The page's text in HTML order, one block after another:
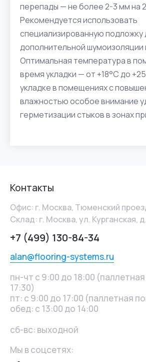
перепады — не более 2-3 мм на
Рекомендуется использовать
специализированную подложку
дополнительной
Оптимальная температура в
время укладки — от +18°C до
укладке в помещениях с
влажностью особое внимание
герметизации стыков в зонах
Контакты
Офис: г. Москва, Тюменский
Склад: г. Москва, ул. Курганская,
+7 (499) 130-84-34
alan@flooring-systems.ru
пн-чт с 9:00 до 18:00
17:30)
пт: с 9:00 до 17:00 (паллетная
обед: с 13:00 до 14:00
сб-вс: выходной
Мы в соцсетях: